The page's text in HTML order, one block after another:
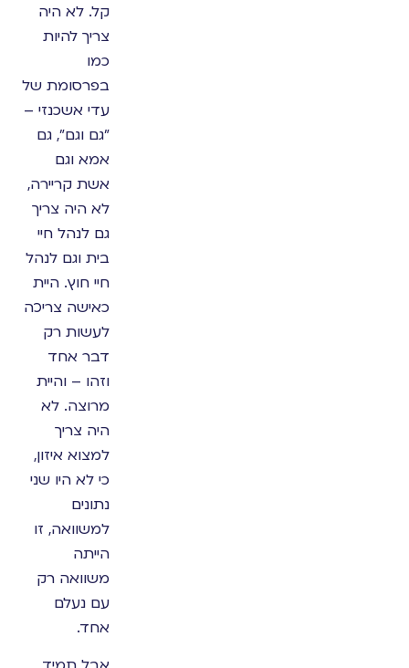
קל. לא היה
צריך להיות
כמו
בפרסומת של
עדי אשכנזי –
"גם וגם", גם
אמא וגם
אשת קריירה,
לא היה צריך
גם לנהל חיי
בית וגם לנהל
חיי חוץ. היית
כאישה צריכה
לעשות רק
דבר אחד
וזהו – והיית
מרוצה. לא
היה צריך
למצוא איזון,
כי לא היו שני
נתונים
למשוואה, זו
הייתה
משוואה רק
עם נעלם
אחד.